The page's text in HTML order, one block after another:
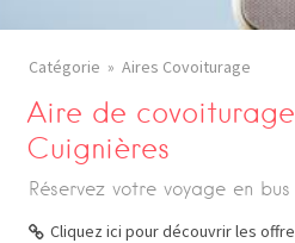
Catégorie Aires Covoiturage
Aire de
Cuignières
Réservez votre voyage en
Cliquez ici pour découvrir les